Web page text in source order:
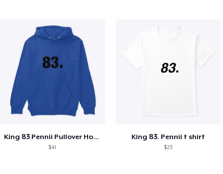
King 83 Pennii Pullover Hoodie
$41
King 83. Pennii t shirt
$23